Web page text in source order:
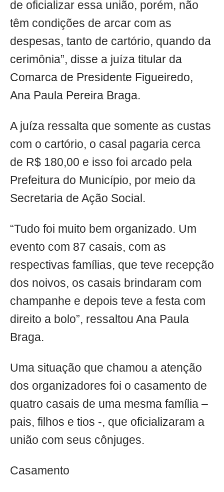
de oficializar essa união, porém, não
têm condições de arcar com as
despesas, tanto de cartório, quando da
cerimônia”, disse a juíza titular da
Comarca de Presidente Figueiredo,
Ana Paula Pereira Braga.
A juíza ressalta que somente as custas
com o cartório, o casal pagaria cerca
de R$ 180,00 e isso foi arcado pela
Prefeitura do Município, por meio da
Secretaria de Ação Social.
“Tudo foi muito bem organizado. Um
evento com 87 casais, com as
respectivas famílias, que teve recepção
dos noivos, os casais brindaram com
champanhe e depois teve a festa com
direito a bolo”, ressaltou Ana Paula
Braga.
Uma situação que chamou a atenção
dos organizadores foi o casamento de
quatro casais de uma mesma família –
pais, filhos e tios -, que oficializaram a
união com seus cônjuges.
Casamento